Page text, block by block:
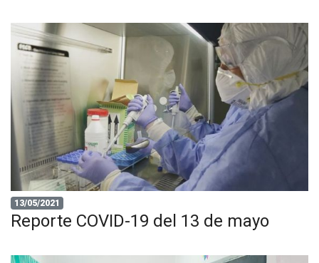
13/05/2021
Reporte COVID-19 del 13 de mayo